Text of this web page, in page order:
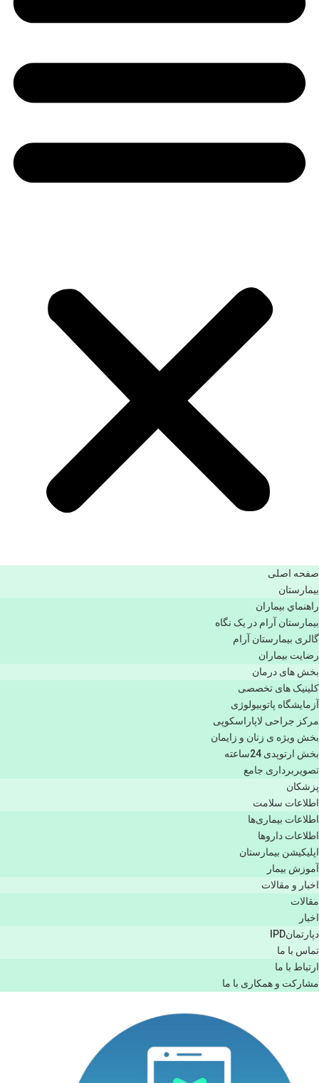
صفحه اصلی
بيمارستان
راهنماي بیماران
بیمارستان آرام در یک نگاه
گالری بیمارستان آرام
رضایت بیماران
بخش های درمان
کلینیک های تخصصی
آزمایشگاه پاتوبیولوژی
مرکز جراحی لاپاراسکوپی
بخش ویژه ی زنان و زایمان
بخش ارتوپدی 24ساعته
تصویربرداری جامع
پزشكان
اطلاعات سلامت
اطلاعات بیماری‌ها
اطلاعات دارو‌ها
اپليكيشن بيمارستان
آموزش بیمار
اخبار و مقالات
مقالات
اخبار
دپارتمانIPD
تماس با ما
ارتباط با ما
مشاركت و همكاری با ما